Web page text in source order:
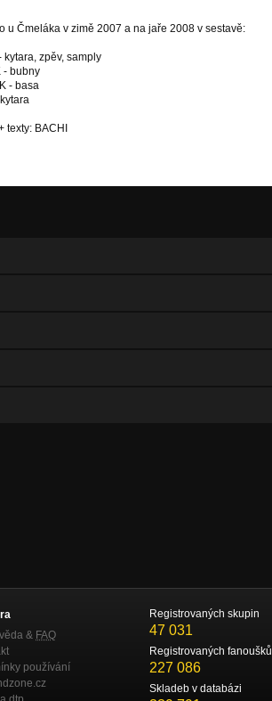
u Čmeláka v zimě 2007 a na jaře 2008 v sestavě:
kytara, zpěv, samply
- bubny
- basa
texty: BACHI
& FAQ
používání
Registrovaných skupin
47 031
Registrovaných fanoušků
227 086
Skladeb v databázi